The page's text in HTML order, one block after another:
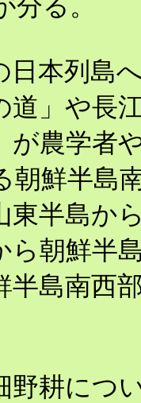
る。
日本列島
道」や長
が農学者
朝鮮半島
東半島か
ら朝鮮半
半島南西
野耕につ